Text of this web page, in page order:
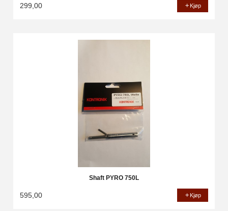
299,00 Kjøp
Shaft PYRO 750L
595,00 Kjøp